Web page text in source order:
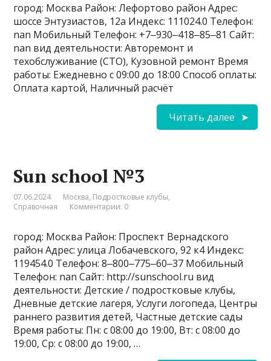
город: Москва Район: Лефортово район Адрес:
шоссе Энтузиастов, 12а Индекс: 111024.0 Телефон:
nan Мобильный Телефон: +7‒930‒418‒85‒81 Сайт:
nan вид деятельности: Авторемонт и
техобслуживание (СТО), Кузовной ремонт Время
работы: Ежедневно с 09:00 до 18:00 Способ оплаты:
Оплата картой, Наличный расчёт
Читать далее
Sun school №3
07.06.2024 Москва, Подростковые клубы,
Справочная
Комментарии: 0
город: Москва Район: Проспект Вернадского
район Адрес: улица Лобачевского, 92 к4 Индекс:
119454.0 Телефон: 8‒800‒775‒60‒37 Мобильный
Телефон: nan Сайт: http://sunschool.ru вид
деятельности: Детские / подростковые клубы,
Дневные детские лагеря, Услуги логопеда, Центры
раннего развития детей, Частные детские сады
Время работы: Пн: с 08:00 до 19:00, Вт: с 08:00 до
19:00, Ср: с 08:00 до 19:00, …